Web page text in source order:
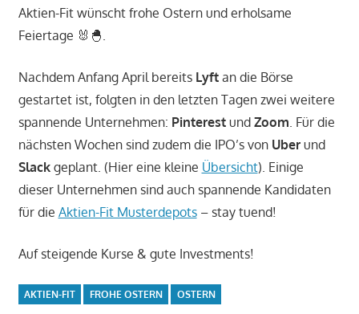
Aktien-Fit wünscht frohe Ostern und erholsame
Feiertage 🐰🐣.
Nachdem Anfang April bereits Lyftan die Börse
gestartet ist, folgten in den letzten Tagen zwei weitere
spannende Unternehmen: Pinterestund Zoom. Für die
nächsten Wochen sind zudem die IPO’s von Uberund
Slackgeplant. (Hier eine kleine Übersicht). Einige
dieser Unternehmen sind auch spannende Kandidaten
für die Aktien-Fit Musterdepots– stay tuend!
Auf steigende Kurse & gute Investments!
AKTIEN-FIT FROHE OSTERN OSTERN